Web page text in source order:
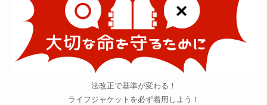
法改正で基準が変わる！
ライフジャケットを必ず着用しよう！